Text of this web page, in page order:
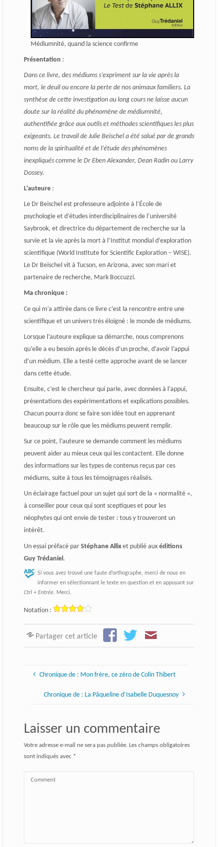
Médiumnité, quand la science confirme
Présentation :
Dans ce livre, des médiums s’expriment sur la vie après la
mort, le deuil ou encore la perte de nos animaux familiers. La
synthèse de cette investigation au long cours ne laisse aucun
doute sur la réalité du phénomène de médiumnité,
authentifiée grâce aux outils et méthodes scientifiques les plus
exigeants. Le travail de Julie Beischel a été salué par de grands
noms de la spiritualité et de l’étude des phénomènes
inexpliqués comme le Dr Eben Alexander, Dean Radin ou Larry
Dossey.
L’auteure:
Le Dr Beischel est professeure adjointe à l’École de
psychologie et d’études interdisciplinaires de l’université
Saybrook, et directrice du département de recherche sur la
survie et la vie après la mort à l’Institut mondial d’exploration
scientifique (World Institute for Scientific Exploration – WISE).
Le Dr Beischel vit à Tucson, en Arizona, avec son mari et
partenaire de recherche, Mark Boccuzzi.
Ma chronique :
Ce qui m’a attirée dans ce livre c’est la rencontre entre une
scientifique et un univers très éloigné : le monde de médiums.
Lorsque l’auteure explique sa démarche, nous comprenons
qu’elle a eu besoin après le décès d’un proche, d’avoir l’appui
d’un médium. Elle a testé cette approche avant de se lancer
dans cette étude.
Ensuite, c’est le chercheur qui parle, avec données à l’appui,
présentations des expérimentations et explications possibles.
Chacun pourra donc se faire son idée tout en apprenant
beaucoup sur le rôle que les médiums peuvent remplir.
Sur ce point, l’auteure se demande comment les médiums
peuvent aider au mieux ceux qui les contactent. Elle donne
des informations sur les types de contenus reçus par ces
médiums, suite à tous les témoignages réalisés.
Un éclairage factuel pour un sujet qui sort de la « normalité »,
à conseiller pour ceux qui sont sceptiques et pour les
néophytes qui ont envie de tester : tous y trouveront un
intérêt.
Un essai préfacé par Stéphane Allixet publié aux éditions
Guy Trédaniel .
Si vous avez trouvé une faute d’orthographe, merci de nous en
informer en sélectionnant le texte en question et en appuyant sur
Ctrl + Entrée. Merci.
Notation :
Partager cet article
Chronique de : Mon frère, ce zéro de Colin Thibert
Chronique de : La Pâqueline d’Isabelle Duquesnoy
Laisser un commentaire
Votre adresse e-mail ne sera pas publiée. Les champs obligatoires
sont indiqués avec *